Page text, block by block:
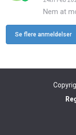
Nem at
Se flere anmeldelser